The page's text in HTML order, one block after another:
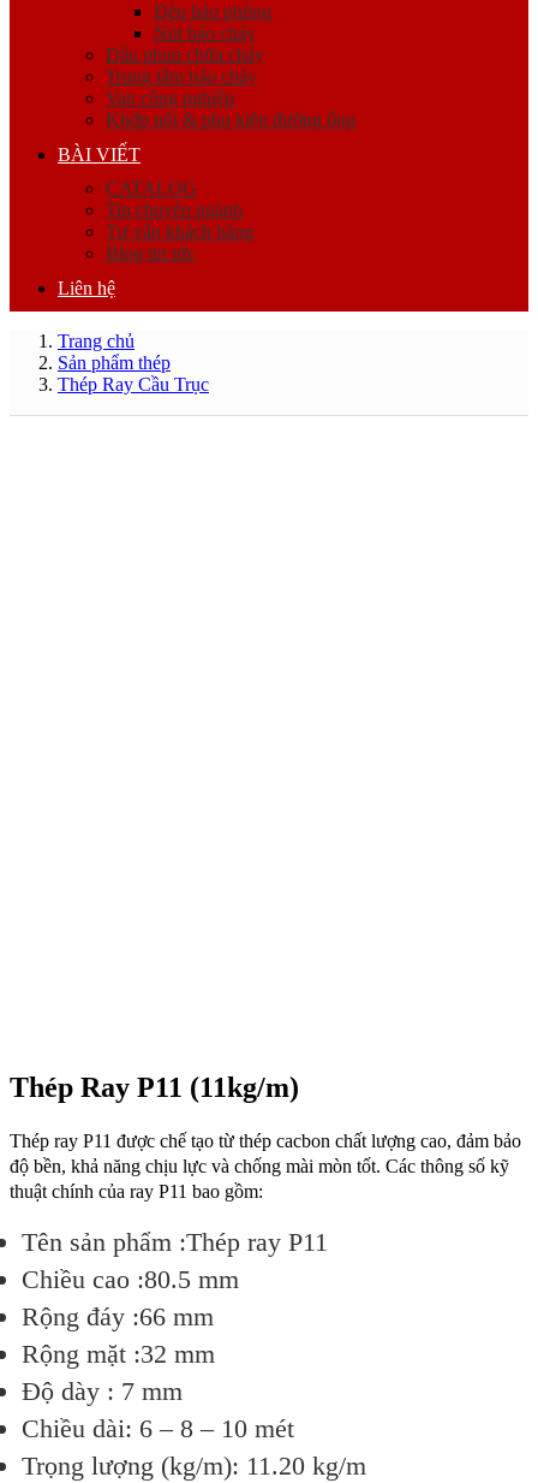
Đèn báo phòng
Nút báo cháy
Đầu phun chữa cháy
Trung tâm báo cháy
Van công nghiệp
Khớp nối & phụ kiện đường ống
BÀI VIẾT
CATALOG
Tin chuyên ngành
Tư vấn khách hàng
Blog tin tức
Liên hệ
Trang chủ
Sản phẩm thép
Thép Ray Cầu Trục
Thép Ray P11 (11kg/m)
Thép ray P11 được chế tạo từ thép cacbon chất lượng cao, đảm bảo
độ bền, khả năng chịu lực và chống mài mòn tốt. Các thông số kỹ
thuật chính của ray P11 bao gồm:
Tên sản phẩm :Thép ray P11
Chiều cao :80.5 mm
Rộng đáy :66 mm
Rộng mặt :32 mm
Độ dày : 7 mm
Chiều dài: 6 – 8 – 10 mét
Trọng lượng (kg/m): 11.20 kg/m